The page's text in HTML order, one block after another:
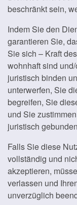
beschränkt sein,
Indem Sie den
garantieren Sie,
Sie sich – Kraft
wohnhaft sind
juristisch binden
unterwerfen, Sie
begreifen, Sie
und Sie
juristisch
Falls Sie diese
vollständig und
akzeptieren,
verlassen und
unverzüglich